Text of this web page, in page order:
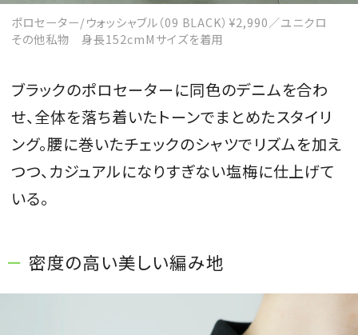
ポロセーター/ウォッシャブル（09 BLACK）¥2,990／ユニクロ
その他私物 身長152cmMサイズを着用
ブラックのポロセーターに同色のデニムを合わ
せ、全体を落ち着いたトーンでまとめたスタイリ
ング。腰に巻いたチェックのシャツでリズムを加え
つつ、カジュアルになりすぎない塩梅に仕上げて
いる。
密度の高い美しい編み地